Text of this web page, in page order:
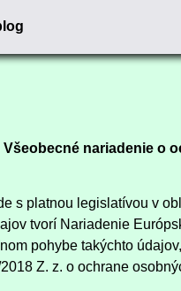
nariadenie o
s platnou legislatívou v
tvorí Nariadenie
pohybe takýchto
Z. z. o ochrane